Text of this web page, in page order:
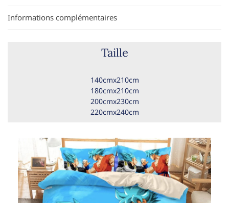
Informations complémentaires
Taille
140cmx210cm
180cmx210cm
200cmx230cm
220cmx240cm